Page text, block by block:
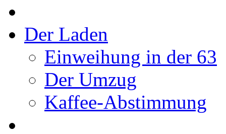
Der Laden
Einweihung in der 63
Der Umzug
Kaffee-Abstimmung